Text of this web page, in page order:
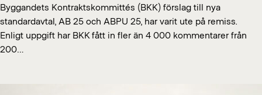
Byggandets Kontraktskommittés (BKK) förslag till nya
standardavtal, AB 25 och ABPU 25, har varit ute på remiss.
Enligt uppgift har BKK fått in fler än 4 000 kommentarer från
200…